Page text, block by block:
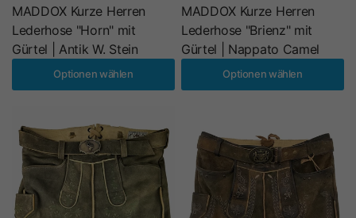
MADDOX Kurze Herren
Lederhose "Horn" mit
Gürtel | Antik W. Stein
Optionen wählen
MADDOX Kurze Herren
Lederhose "Brienz" mit
Gürtel | Nappato Camel
Optionen wählen